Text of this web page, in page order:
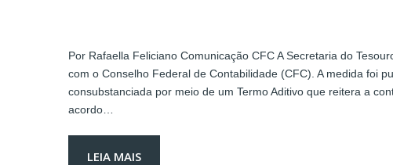
Por Rafaella Feliciano Comunicação CFC A Secretaria do
com o Conselho Federal de Contabilidade (CFC). A medida foi
consubstanciada por meio de um Termo Aditivo que reitera a
acordo…
LEIA MAIS